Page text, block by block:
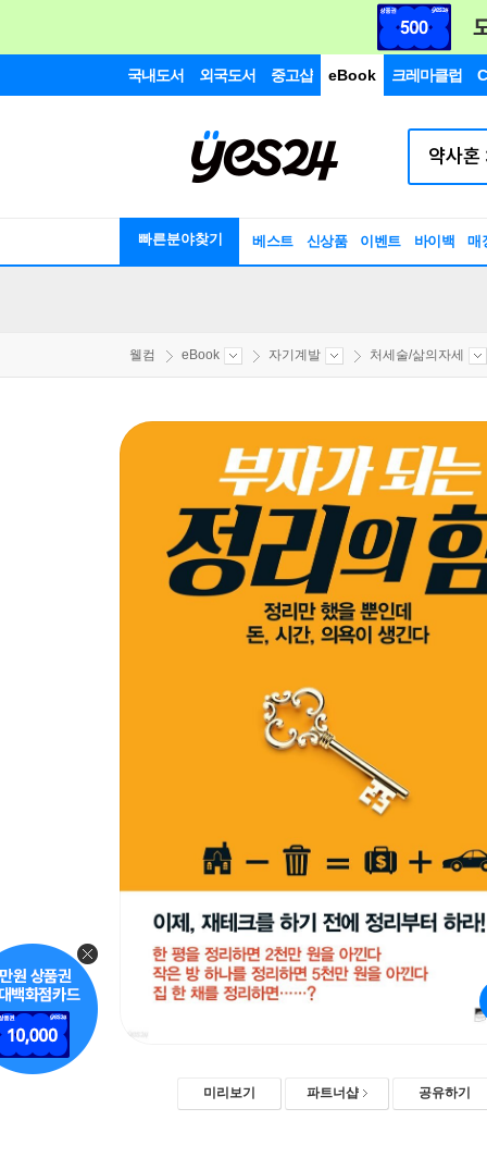
국내도서 외국도서 중고샵 eBook 크레마클럽
빠른분야찾기 베스트 신상품 이벤트 바이백 매
웰컴 eBook 자기계발 처세술/삶의자세
미리보기 파트너샵 공유하기